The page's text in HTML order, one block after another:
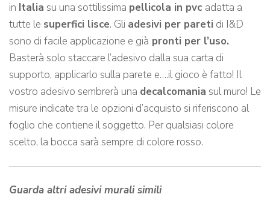
in Italia su una sottilissima pellicola in pvc adatta a
tutte le superfici lisce. Gli adesivi per pareti di I&D
sono di facile applicazione e già pronti per l’uso.
Basterà solo staccare l’adesivo dalla sua carta di
supporto, applicarlo sulla parete e….il gioco è fatto! Il
vostro adesivo sembrerà una decalcomania sul muro! Le
misure indicate tra le opzioni d’acquisto si riferiscono al
foglio che contiene il soggetto. Per qualsiasi colore
scelto, la bocca sarà sempre di colore rosso.
Guarda altri adesivi murali simili